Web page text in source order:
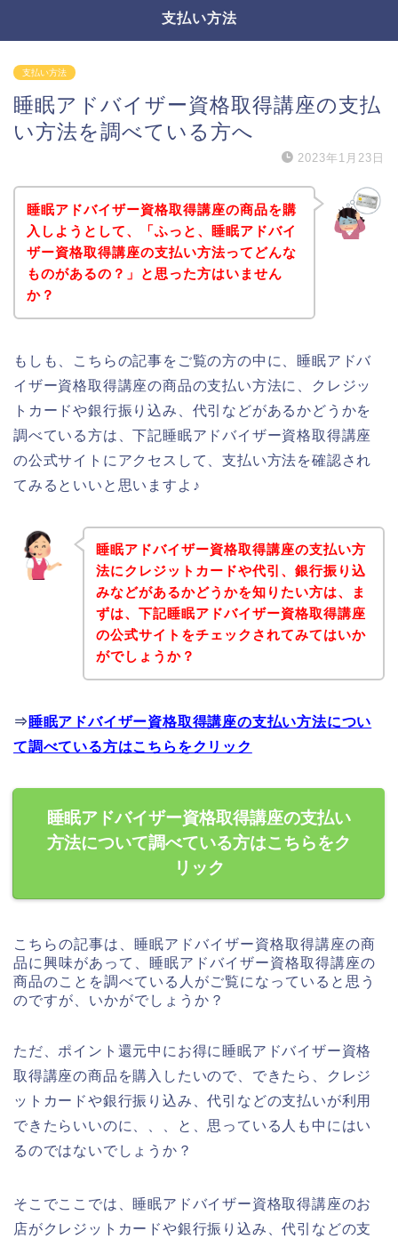
支払い方法
支払い方法
睡眠アドバイザー資格取得講座の支払
い方法を調べている方へ
2023年1月23日
睡眠アドバイザー資格取得講座の商品を購
入しようとして、「ふっと、睡眠アドバイ
ザー資格取得講座の支払い方法ってどんな
ものがあるの？」と思った方はいません
か？
もしも、こちらの記事をご覧の方の中に、睡眠アドバ
イザー資格取得講座の商品の支払い方法に、クレジッ
トカードや銀行振り込み、代引などがあるかどうかを
調べている方は、下記睡眠アドバイザー資格取得講座
の公式サイトにアクセスして、支払い方法を確認され
てみるといいと思いますよ♪
睡眠アドバイザー資格取得講座の支払い方
法にクレジットカードや代引、銀行振り込
みなどがあるかどうかを知りたい方は、ま
ずは、下記睡眠アドバイザー資格取得講座
の公式サイトをチェックされてみてはいか
がでしょうか？
⇒ 睡眠アドバイザー資格取得講座の支払い方法につい
て調べている方はこちらをクリック
睡眠アドバイザー資格取得講座の支払い
方法について調べている方はこちらをク
リック
こちらの記事は、睡眠アドバイザー資格取得講座の商
品に興味があって、睡眠アドバイザー資格取得講座の
商品のことを調べている人がご覧になっていると思う
のですが、いかがでしょうか？
ただ、ポイント還元中にお得に睡眠アドバイザー資格
取得講座の商品を購入したいので、できたら、クレジ
ットカードや銀行振り込み、代引などの支払いが利用
できたらいいのに、、、と、思っている人も中にはい
るのではないでしょうか？
そこでここでは、睡眠アドバイザー資格取得講座のお
店がクレジットカードや銀行振り込み、代引などの支